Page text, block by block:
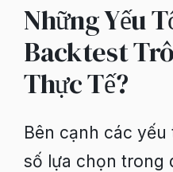
Những Yếu
Backtest
Thực Tế?
Bên cạnh các
số lựa chọn trong